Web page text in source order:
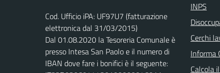
Cod. Ufficio iPA: UF97U7 (fatturazione
elettronica dal 31/03/2015)
Dal 01.08.2020 la Tesoreria Comunale è
presso Intesa San Paolo e il numero di
IBAN dove fare i bonifici è il seguente:
INPS
Cerchi
Informa
Calcola